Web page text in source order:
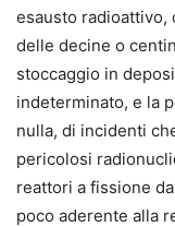
esausto radioattivo,
delle decine o
stoccaggio in
indeterminato, e la
nulla, di incidenti
pericolosi
reattori a fissione
poco aderente alla